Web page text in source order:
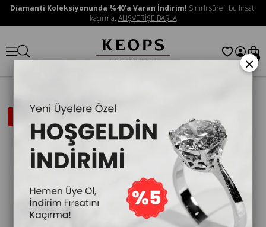
Diamanti Koleksiyonunda %40’a Varan İndirim! Sınırlı süreli bu fırsatı
kaçırma. ALIŞVERİŞE BAŞLA
0
İNDIRIMLI
×